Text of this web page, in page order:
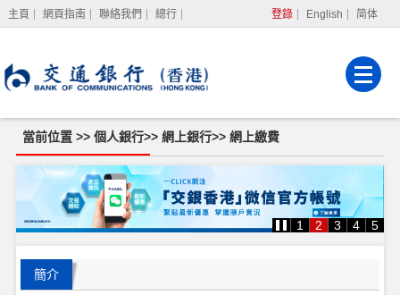
主頁 網頁指南 聯絡我們 總行 登錄 English 简体
強積金服務
當前位置 >> 個人銀行>> 網上銀行>> 網上繳費
繳
1 2 3 4 5
簡介